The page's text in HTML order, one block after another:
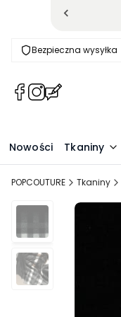
Bezpieczna wysyłka
(Otwiera
nowej
(Otwiera
nowej
(Otwiera
nowej
Nowości Tkaniny
POPCOUTURE Tkaniny